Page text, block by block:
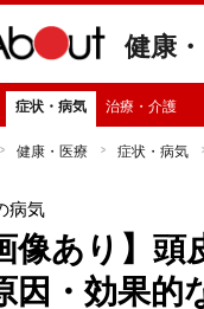
健康
症状・病気 治療・介護
健康・医療 症状・病気
病気
像あり】
因・効果的